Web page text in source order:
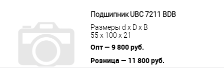
Подшипник UBC 7211 BDB
Размеры d x D x B
55 x 100 x 21
Опт — 9 800 руб.
Розница — 11 800 руб.